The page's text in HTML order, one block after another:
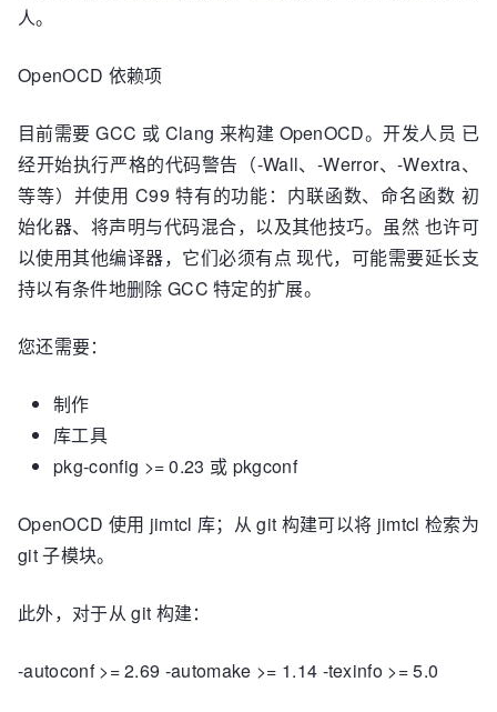
人。
OpenOCD 依赖项
目前需要 GCC 或 Clang 来构建 OpenOCD。开发人员 已
经开始执行严格的代码警告（-Wall、-Werror、-Wextra、
等等）并使用 C99 特有的功能：内联函数、命名函数 初
始化器、将声明与代码混合，以及其他技巧。虽然 也许可
以使用其他编译器，它们必须有点 现代，可能需要延长支
持以有条件地删除 GCC 特定的扩展。
您还需要：
制作
库工具
pkg-config >= 0.23 或 pkgconf
OpenOCD 使用 jimtcl 库；从 git 构建可以将 jimtcl 检索为
git 子模块。
此外，对于从 git 构建：
-autoconf >= 2.69 -automake >= 1.14 -texinfo >= 5.0